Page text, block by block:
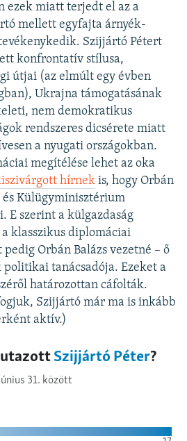
ezek miatt terjedt el az a
mellett egyfajta árnyék-
Szijjártó Pétert
konfrontatív stílusa,
útjai (az elmúlt egy évben
Ukrajna támogatásának
nem demokratikus
rendszeres dicsérete miatt
a nyugati országokban.
megítélése lehet az oka
hírnek is, hogy Orbán
Külügyminisztérium
E szerint a külgazdaság
klasszikus diplomáciai
Orbán Balázs vezetné – ő
tanácsadója. Ezeket a
határozottan cáfolták.
Szijjártó már ma is inkább
aktív.)